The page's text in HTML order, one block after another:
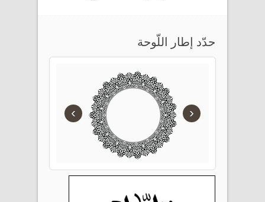
حدّد إطار اللّوحة
› ‹